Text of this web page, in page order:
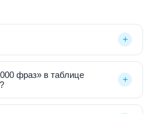
+
фраз» в таблице
+